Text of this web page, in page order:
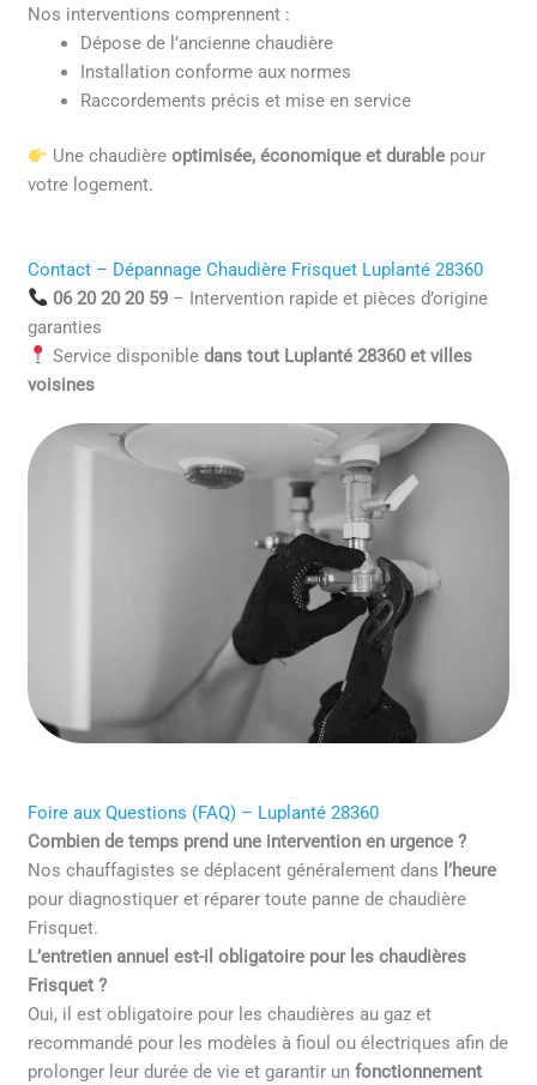
Nos interventions comprennent :
Dépose de l’ancienne chaudière
Installation conforme aux normes
Raccordements précis et mise en service
Une chaudière optimisée, économique et durablepour
votre logement.
Contact – Dépannage Chaudière Frisquet Luplanté 28360
06 20 20 20 59– Intervention rapide et pièces d’origine
garanties
Service disponible dans tout Luplanté 28360 et villes
voisines
Foire aux Questions (FAQ) – Luplanté 28360
Combien de temps prend une intervention en urgence ?
Nos chauffagistes se déplacent généralement dans l’heure
pour diagnostiquer et réparer toute panne de chaudière
Frisquet.
L’entretien annuel est-il obligatoire pour les chaudières
Frisquet ?
Oui, il est obligatoire pour les chaudières au gaz et
recommandé pour les modèles à fioul ou électriques afin de
prolonger leur durée de vie et garantir unfonctionnement